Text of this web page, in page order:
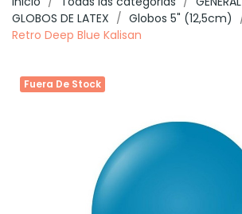
GLOBOS DE LATEX
Globos 5" (12,5cm)
Retro Deep Blue Kalisan
Fuera De Stock